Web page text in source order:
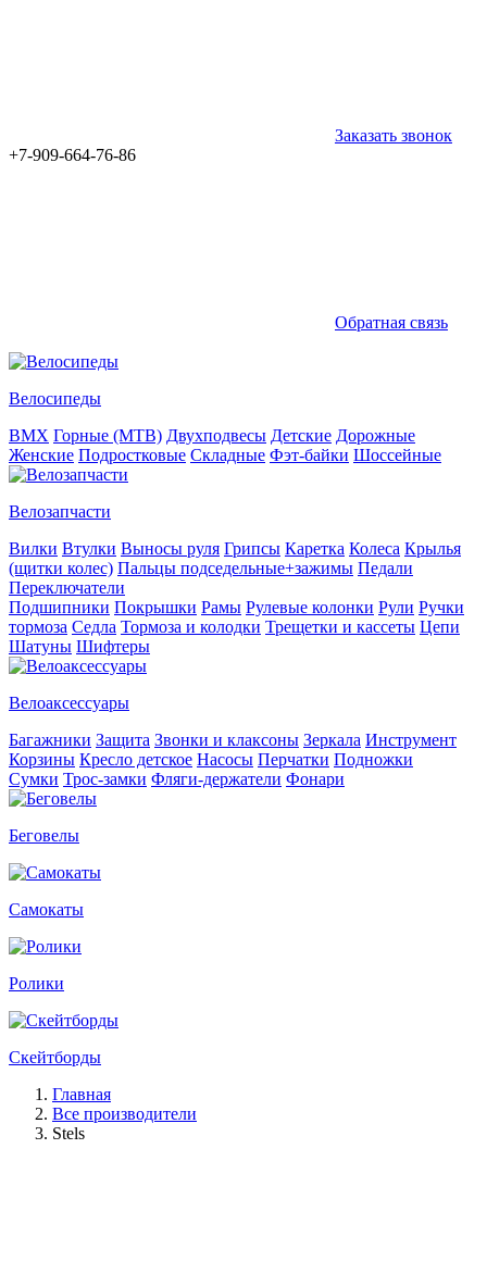
Заказать звонок
+7-909-664-76-86
Обратная связь
Велосипеды
BMX Горные (MTB) Двухподвесы Детские Дорожные
Женские Подростковые Складные Фэт-байки Шоссейные
Велозапчасти
Вилки Втулки Выносы руля Грипсы Каретка Колеса Крылья
(щитки колес) Пальцы подседельные+зажимы Педали
Переключатели
Подшипники Покрышки Рамы Рулевые колонки Рули Ручки
тормоза Седла Тормоза и колодки Трещетки и кассеты Цепи
Шатуны Шифтеры
Велоаксессуары
Багажники Защита Звонки и клаксоны Зеркала Инструмент
Корзины Кресло детское Насосы Перчатки Подножки
Сумки Трос-замки Фляги-держатели Фонари
Беговелы
Самокаты
Ролики
Скейтборды
Главная
Все производители
Stels